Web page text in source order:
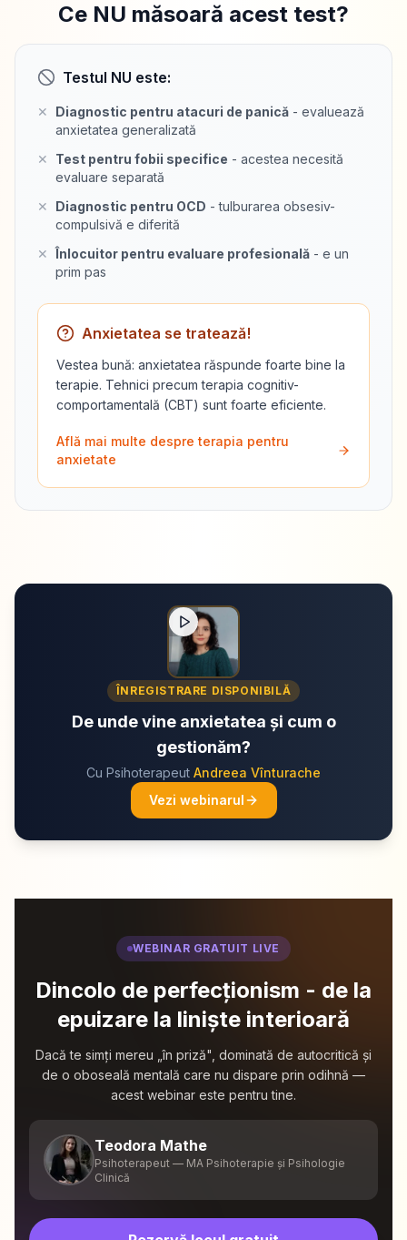
Ce NU măsoară acest test?
Testul NU este:
✕ Diagnostic pentru atacuri de panică - evaluează
anxietatea generalizată
✕
Test pentru fobii specifice - acestea necesită
evaluare separată
✕
Diagnostic pentru OCD - tulburarea obsesiv-
compulsivă e diferită
✕ Înlocuitor pentru evaluare profesională - e un
prim pas
Anxietatea se tratează!
Vestea bună: anxietatea răspunde foarte bine la
terapie. Tehnici precum terapia cognitiv-
comportamentală (CBT) sunt foarte eficiente.
Află mai multe despre terapia pentru
anxietate
ÎNREGISTRARE DISPONIBILĂ
De unde vine anxietatea și cum o
gestionăm?
Cu Psihoterapeut Andreea Vînturache
Vezi webinarul
WEBINAR GRATUIT LIVE
Dincolo de perfecționism - de la
epuizare la liniște interioară
Dacă te simți mereu „în priză", dominată de autocritică și
de o oboseală mentală care nu dispare prin odihnă —
acest webinar este pentru tine.
Teodora Mathe
Psihoterapeut — MA Psihoterapie și Psihologie
Clinică